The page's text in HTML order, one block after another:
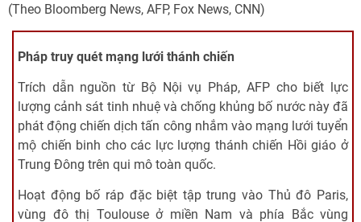
(Theo Bloomberg News, AFP, Fox News, CNN)
Pháp truy quét mạng lưới thánh chiến
Trích dẫn nguồn từ Bộ Nội vụ Pháp, AFP cho biết lực
lượng cảnh sát tinh nhuệ và chống khủng bố nước này đã
phát động chiến dịch tấn công nhắm vào mạng lưới tuyển
mộ chiến binh cho các lực lượng thánh chiến Hồi giáo ở
Trung Đông trên qui mô toàn quốc.
Hoạt động bố ráp đặc biệt tập trung vào Thủ đô Paris,
vùng đô thị Toulouse ở miền Nam và phía Bắc vùng